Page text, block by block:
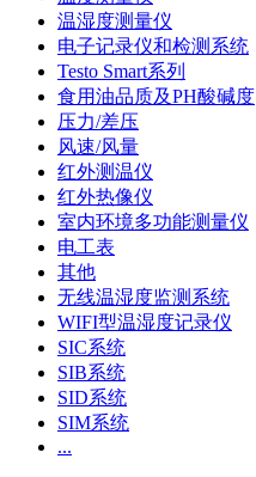
温湿度测量仪
电子记录仪和检测系统
Testo Smart系列
食用油品质及PH酸碱度
压力/差压
风速/风量
红外测温仪
红外热像仪
室内环境多功能测量仪
电工表
其他
无线温湿度监测系统
WIFI型温湿度记录仪
SIC系统
SIB系统
SID系统
SIM系统
...